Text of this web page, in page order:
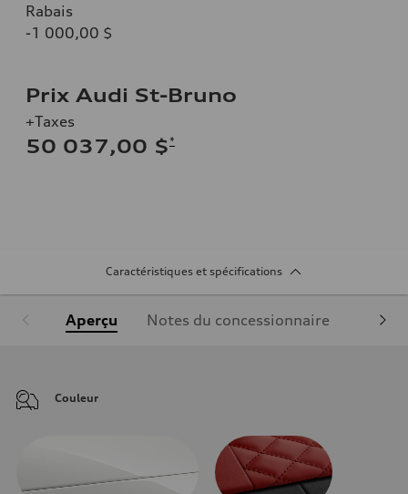
Rabais
-1 000,00 $
Prix Audi St-Bruno
+Taxes
50 037,00 $*
Caractéristiques et spécifications
Aperçu Notes du concessionnaire
Couleur